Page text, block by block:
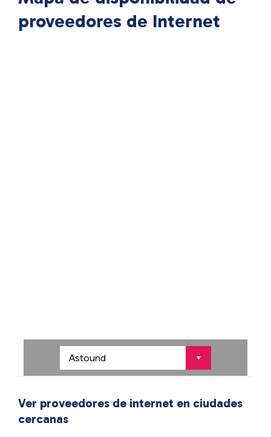
proveedores de Internet
Ver proveedores de internet en ciudades
cercanas